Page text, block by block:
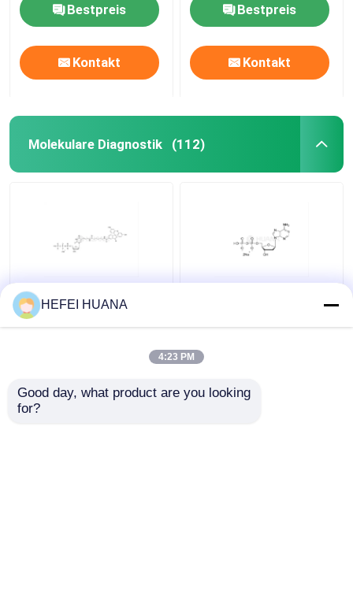
Bestpreis
Kontakt
Bestpreis
Kontakt
Molekulare Diagnostik (112)
Fluorescein-12-dUTP
1mM Natriumlösung
HEFEI HUANA
4:23 PM
Good day, what product are you looking
for?